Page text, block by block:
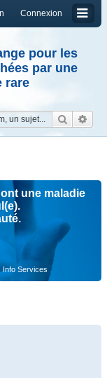
Connexion
pour les
par une
rare
une maladie
Info Services